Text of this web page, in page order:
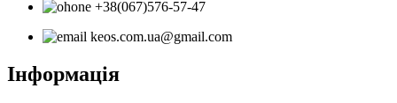
+38(067)576-57-47
keos.com.ua@gmail.com
Інформація